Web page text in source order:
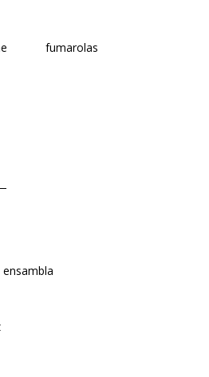
fumarolas